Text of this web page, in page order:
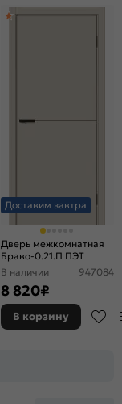
Доставим завтра
Дверь межкомнатная
Браво-0.21.П ПЭТ
Cream Silk, глухая, без
щитовая
В наличии 947084
8 820₽
В корзину